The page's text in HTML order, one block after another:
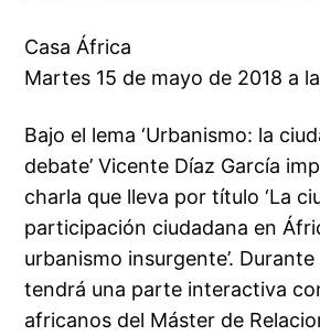
Casa África
Martes 15 de mayo de 2018 a
Bajo el lema ‘Urbanismo: la
debate’ Vicente Díaz García
charla que lleva por título ‘La
participación ciudadana en
urbanismo insurgente’.
tendrá una parte interactiva
africanos del Máster de